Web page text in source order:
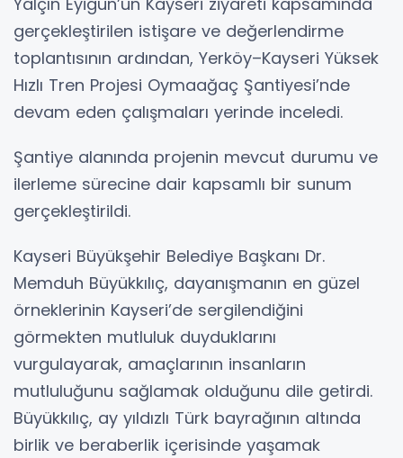
gerçekleştirilen istişare ve değerlendirme
toplantısının ardından, Yerköy–Kayseri Yüksek
Hızlı Tren Projesi Oymaağaç Şantiyesi’nde
devam eden çalışmaları yerinde inceledi.
Şantiye alanında projenin mevcut durumu ve
ilerleme sürecine dair kapsamlı bir sunum
gerçekleştirildi.
Kayseri Büyükşehir Belediye Başkanı Dr.
Memduh Büyükkılıç, dayanışmanın en güzel
örneklerinin Kayseri’de sergilendiğini
görmekten mutluluk duyduklarını
vurgulayarak, amaçlarının insanların
mutluluğunu sağlamak olduğunu dile getirdi.
Büyükkılıç, ay yıldızlı Türk bayrağının altında
birlik ve beraberlik içerisinde yaşamak